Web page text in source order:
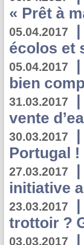
« Prêt à
05.04.2017 |
écolos et
05.04.2017 |
bien
31.03.2017 |
vente
30.03.2017 |
Portugal !
27.03.2017 |
initiative
23.03.2017 |
trottoir ?
03.03.2017 |